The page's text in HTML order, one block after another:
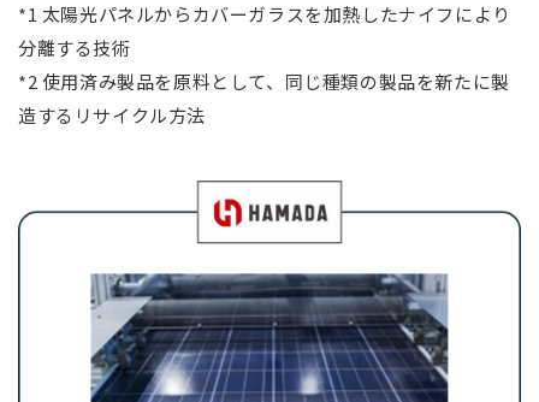
*1 太陽光パネルからカバーガラスを加熱したナイフにより
分離する技術
*2 使用済み製品を原料として、同じ種類の製品を新たに製
造するリサイクル方法